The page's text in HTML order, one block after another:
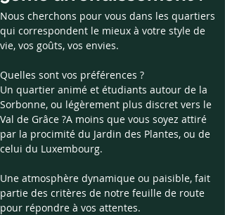
Nous cherchons pour vous dans les quartiers
qui correspondent le mieux à votre style de
vie, vos goûts, vos envies.
​Quelles sont vos préférences ?
Un quartier animé et étudiants autour de la
Sorbonne, ou légèrement plus discret vers le
Val de Grâce ?A moins que vous soyez attiré
par la procimité du Jardin des Plantes, ou de
celui du Luxembourg.
Une atmosphère dynamique ou paisible, fait
partie des critères de notre feuille de route
pour répondre à vos attentes.